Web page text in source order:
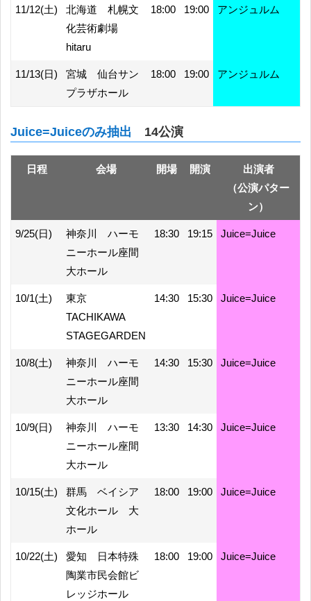
11/12(土)
北海道 札幌文
化芸術劇場
hitaru
18:00 19:00 アンジュルム
11/13(日)
宮城 仙台サン
プラザホール
18:00 19:00 アンジュルム
Juice=Juiceのみ抽出 14公演
日程 会場 開場 開演
出演者
（公演パター
ン）
9/25(日)
神奈川 ハーモ
ニーホール座間
大ホール
18:30 19:15 Juice=Juice
10/1(土)
東京
TACHIKAWA
STAGEGARDEN
14:30 15:30 Juice=Juice
10/8(土)
神奈川 ハーモ
ニーホール座間
大ホール
14:30 15:30 Juice=Juice
10/9(日)
神奈川 ハーモ
ニーホール座間
大ホール
13:30 14:30 Juice=Juice
10/15(土)
群馬 ベイシア
文化ホール 大
ホール
18:00 19:00 Juice=Juice
10/22(土)
愛知 日本特殊
陶業市民会館ビ
レッジホール
18:00 19:00 Juice=Juice